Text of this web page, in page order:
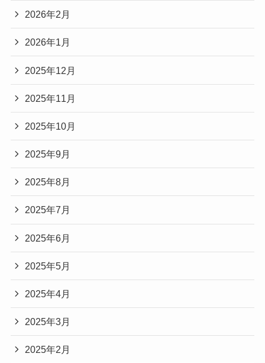
2026年2月
2026年1月
2025年12月
2025年11月
2025年10月
2025年9月
2025年8月
2025年7月
2025年6月
2025年5月
2025年4月
2025年3月
2025年2月